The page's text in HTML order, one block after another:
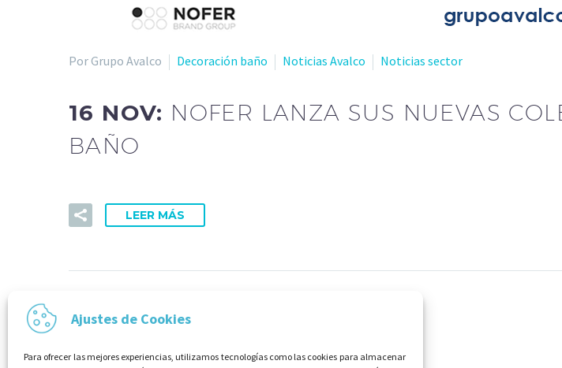
Ajustes de Cookies
Para ofrecer las mejores experiencias, utilizamos tecnologías como las cookies para almacenar
Por Grupo Avalco Decoración baño Noticias Avalco Noticias sector
16 NOV: NOFER LANZA SUS NUEVAS
BAÑO
LEER MÁS